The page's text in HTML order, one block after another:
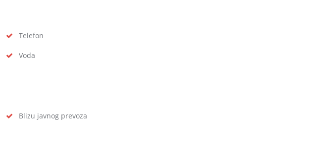
Telefon
Voda
Blizu javnog prevoza